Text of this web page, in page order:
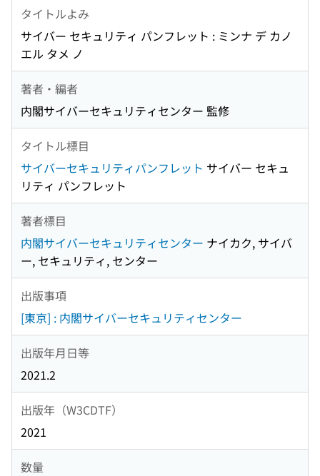
タイトルよみ
サイバー セキュリティ パンフレット : ミンナ デ カノ
エル タメ ノ
著者・編者
内閣サイバーセキュリティセンター 監修
タイトル標目
サイバーセキュリティパンフレット サイバー セキュ
リティ パンフレット
著者標目
内閣サイバーセキュリティセンター ナイカク, サイバ
ー, セキュリティ, センター
出版事項
[東京] : 内閣サイバーセキュリティセンター
出版年月日等
2021.2
出版年（W3CDTF）
2021
数量